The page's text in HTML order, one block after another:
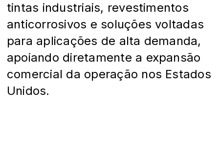
tintas industriais, revestimentos
anticorrosivos e soluções voltadas
para aplicações de alta demanda,
apoiando diretamente a expansão
comercial da operação nos Estados
Unidos.